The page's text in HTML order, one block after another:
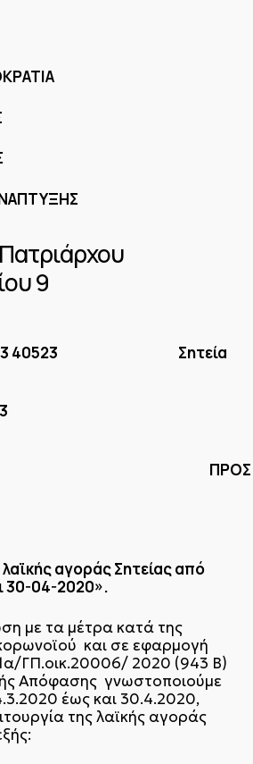
ΑΝΑΠΤΥΞΗΣ
9
40523 Σητεία
αγοράς Σητείας από
30-04-2020».
με τα μέτρα κατά της
και σε εφαρμογή
ΓΠ.οικ.20006/ 2020 (943 Β΄)
Απόφασης γνωστοποιούμε
έως και 30.4.2020,
της λαϊκής αγοράς